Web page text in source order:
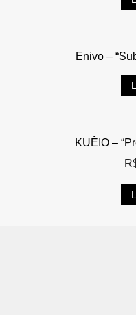
Enivo –
KUÊIO –